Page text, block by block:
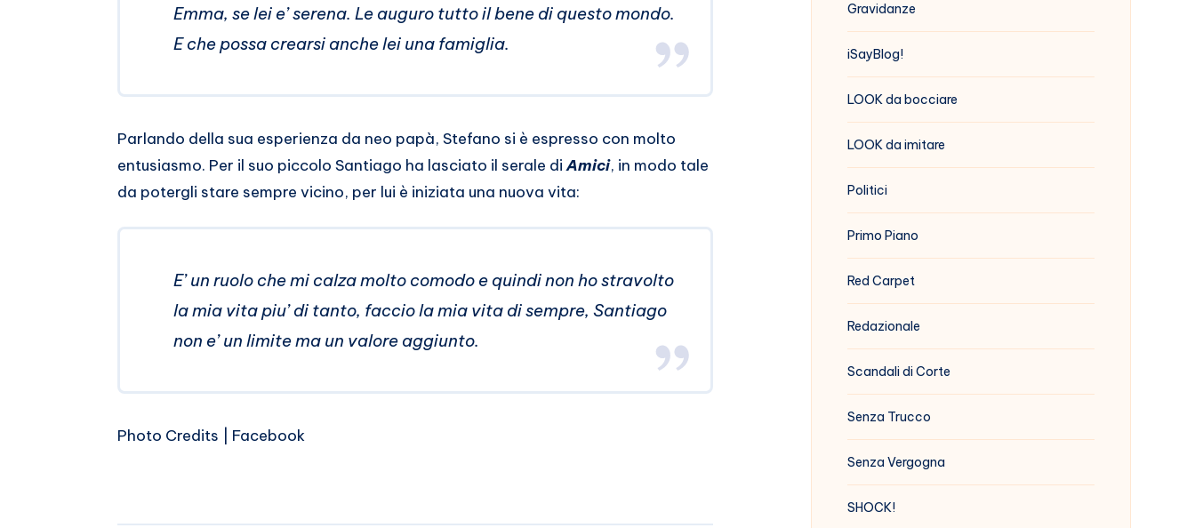
Emma, se lei e’ serena. Le auguro tutto il bene di questo mondo.
E che possa crearsi anche lei una famiglia.
Parlando della sua esperienza da neo papà, Stefano si è espresso con molto
entusiasmo. Per il suo piccolo Santiago ha lasciato il serale diAmici, in modo tale
da potergli stare sempre vicino, per lui è iniziata una nuova vita:
E’ un ruolo che mi calza molto comodo e quindi non ho stravolto
la mia vita piu’ di tanto, faccio la mia vita di sempre, Santiago
non e’ un limite ma un valore aggiunto.
Photo Credits | Facebook
Gravidanze
iSayBlog!
LOOK da bocciare
LOOK da imitare
Politici
Primo Piano
Red Carpet
Redazionale
Scandali di Corte
Senza Trucco
Senza Vergogna
SHOCK!